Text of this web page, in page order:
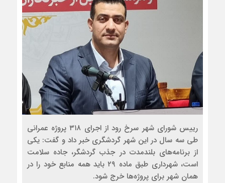
رییس شورای شهر سرخ رود از اجرای ۳۱۸ پروژه عمرانی
طی سه سال در این شهر گردشگری خبر داد و گفت: یکی
از برنامه‌های بلندمدت در جذب گردشگر، جاده سلامت
است، شهرداری طبق ماده ۲۹ باید همه منابع خود را در
همان شهر برای پروژه‌ها خرج شود.